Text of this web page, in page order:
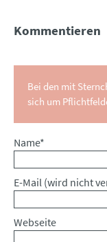
Kommentieren
Bei den mit
sich um
Pflichtfeld
Name*
Pflichtfeld
E-Mail (wird nicht
Webseite